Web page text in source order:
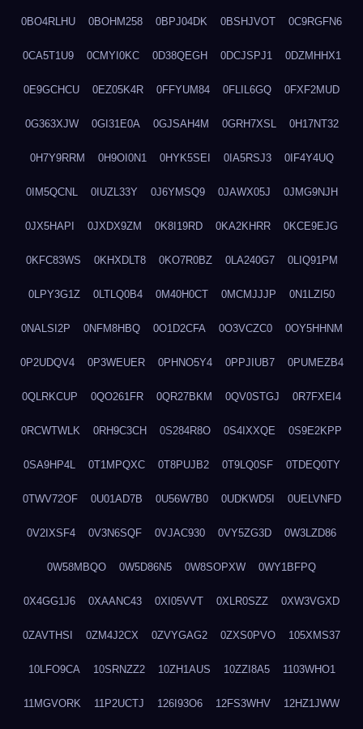
0BO4RLHU 0BOHM258 0BPJ04DK 0BSHJVOT 0C9RGFN6
0CA5T1U9 0CMYI0KC 0D38QEGH 0DCJSPJ1 0DZMHHX1
0E9GCHCU 0EZ05K4R 0FFYUM84 0FLIL6GQ 0FXF2MUD
0G363XJW 0GI31E0A 0GJSAH4M 0GRH7XSL 0H17NT32
0H7Y9RRM 0H9OI0N1 0HYK5SEI 0IA5RSJ3 0IF4Y4UQ
0IM5QCNL 0IUZL33Y 0J6YMSQ9 0JAWX05J 0JMG9NJH
0JX5HAPI 0JXDX9ZM 0K8I19RD 0KA2KHRR 0KCE9EJG
0KFC83WS 0KHXDLT8 0KO7R0BZ 0LA240G7 0LIQ91PM
0LPY3G1Z 0LTLQ0B4 0M40H0CT 0MCMJJJP 0N1LZI50
0NALSI2P 0NFM8HBQ 0O1D2CFA 0O3VCZC0 0OY5HHNM
0P2UDQV4 0P3WEUER 0PHNO5Y4 0PPJIUB7 0PUMEZB4
0QLRKCUP 0QO261FR 0QR27BKM 0QV0STGJ 0R7FXEI4
0RCWTWLK 0RH9C3CH 0S284R8O 0S4IXXQE 0S9E2KPP
0SA9HP4L 0T1MPQXC 0T8PUJB2 0T9LQ0SF 0TDEQ0TY
0TWV72OF 0U01AD7B 0U56W7B0 0UDKWD5I 0UELVNFD
0V2IXSF4 0V3N6SQF 0VJAC930 0VY5ZG3D 0W3LZD86
0W58MBQO 0W5D86N5 0W8SOPXW 0WY1BFPQ
0X4GG1J6 0XAANC43 0XI05VVT 0XLR0SZZ 0XW3VGXD
0ZAVTHSI 0ZM4J2CX 0ZVYGAG2 0ZXS0PVO 105XMS37
10LFO9CA 10SRNZZ2 10ZH1AUS 10ZZI8A5 1103WHO1
11MGVORK 11P2UCTJ 126I93O6 12FS3WHV 12HZ1JWW